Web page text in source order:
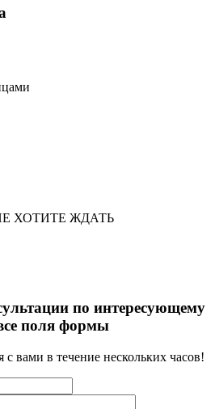
ХОТИТЕ ЖДАТЬ
по интересующему
поля формы
вами в течение нескольких часов!